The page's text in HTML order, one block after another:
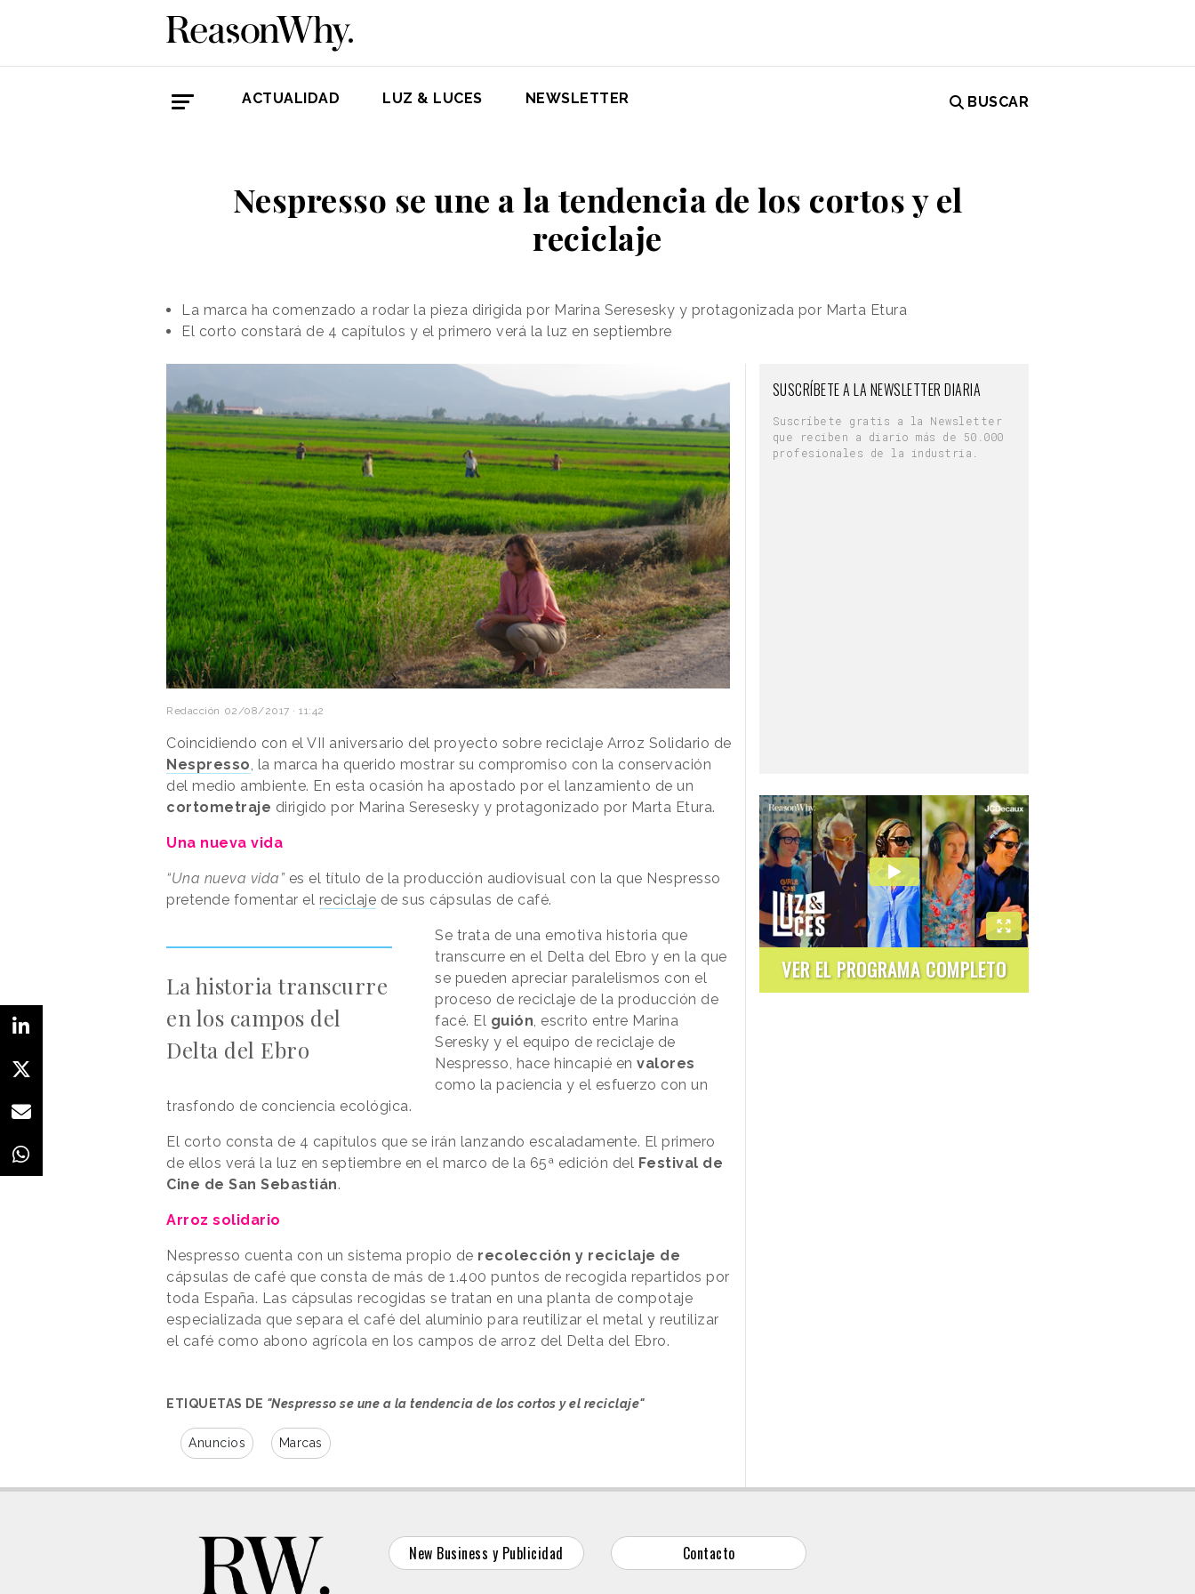
ACTUALIDAD LUZ & LUCES NEWSLETTER BUSCAR
Nespresso se une a la tendencia de los cortos y el
reciclaje
La marca ha comenzado a rodar la pieza dirigida por Marina Seresesky y protagonizada por Marta Etura
El corto constará de 4 capítulos y el primero verá la luz en septiembre
Redacción 02/08/2017 · 11:42
Coincidiendo con el VII aniversario del proyecto sobre reciclaje Arroz Solidario de
Nespresso , la marca ha querido mostrar su compromiso con la conservación
del medio ambiente. En esta ocasión ha apostado por el lanzamiento de un
cortometraje dirigido por Marina Seresesky y protagonizado por Marta Etura.
Una nueva vida
“Una nueva vida” es el título de la producción audiovisual con la que Nespresso
pretende fomentar el reciclaje de sus cápsulas de café.
La historia transcurre
en los campos del
Delta del Ebro
Se trata de una emotiva historia que
transcurre en el Delta del Ebro y en la que
se pueden apreciar paralelismos con el
proceso de reciclaje de la producción de
facé. El guión , escrito entre Marina
Seresky y el equipo de reciclaje de
Nespresso, hace hincapié envalores
como la paciencia y el esfuerzo con un
trasfondo de conciencia ecológica.
El corto consta de 4 capítulos que se irán lanzando escaladamente. El primero
de ellos verá la luz en septiembre en el marco de la 65ª edición del Festival de
Cine de San Sebastián.
Arroz solidario
Nespresso cuenta con un sistema propio de recolección y reciclaje de
cápsulas de café que consta de más de 1.400 puntos de recogida repartidos por
toda España. Las cápsulas recogidas se tratan en una planta de compotaje
especializada que separa el café del aluminio para reutilizar el metal y reutilizar
el café como abono agrícola en los campos de arroz del Delta del Ebro.
ETIQUETAS DE "Nespresso se une a la tendencia de los cortos y el reciclaje"
Anuncios Marcas
SUSCRÍBETE A LA NEWSLETTER DIARIA
Suscríbete gratis a la Newsletter
que reciben a diario más de 50.000
profesionales de la industria.
VER EL PROGRAMA COMPLETO
New Business y Publicidad Contacto